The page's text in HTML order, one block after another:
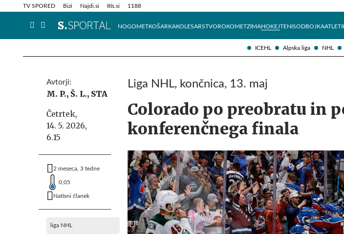
ICEHL Alpska liga NHL
TV SPORED Bizi Najdi.si Itis.si 1188
NOGOMETKOŠARKAKOLESARSTVOROKOMETZIMAHOKEJTENISODBOJKA
Info in obvestila Tehnik
Avtorji:
M. P., Š. L., STA
Četrtek,
14. 5. 2026,
6.15
2 meseca, 3 tedne
0,05
Natisni članek
liga NHL
Liga NHL, končnica, 13. maj
Colorado po preobratu in
konferenčnega finala